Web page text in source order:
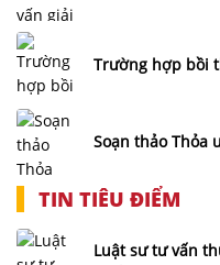
Trường hợp bồi
Soạn thảo Thỏa
TIN TIÊU ĐIỂM
Luật sư tư vấn